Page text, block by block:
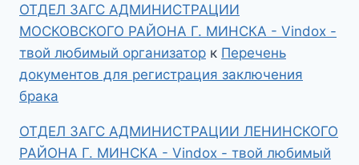
ОТДЕЛ ЗАГС АДМИНИСТРАЦИИ
МОСКОВСКОГО РАЙОНА Г. МИНСКА - Vindox -
твой любимый организатор к Перечень
документов для регистрация заключения
брака
ОТДЕЛ ЗАГС АДМИНИСТРАЦИИ ЛЕНИНСКОГО
РАЙОНА Г. МИНСКА - Vindox - твой любимый